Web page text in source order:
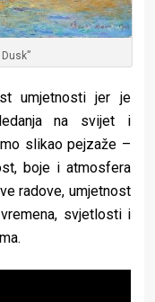
umjetnosti jer je
na svijet i
slikao pejzaže –
boje i atmosfera
radove, umjetnost
svjetlosti i